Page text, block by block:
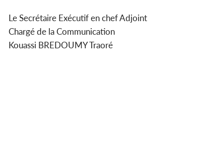
Le Secrétaire Exécutif en chef Adjoint
Chargé de la Communication
Kouassi BREDOUMY Traoré